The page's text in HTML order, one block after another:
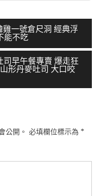
一號倉尺洞 經典浮
能不吃
早午餐專賣 爆走狂
形丹麥吐司 大口咬
公開。 必填欄位標示為 *